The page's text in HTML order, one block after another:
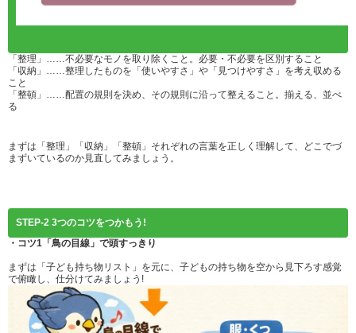
「整理」……不必要なモノを取り除くこと。必要・不必要を区別すること
「収納」……整理したものを「使いやすさ」や「見つけやすさ」を考え収める
こと
「整頓」……配置の規則を決め、その規則に沿って整えること。揃える、並べ
る
まずは「整理」「収納」「整頓」それぞれの言葉を正しく理解して、どこでづ
まずいているのか見直してみましょう。
STEP-2 3つのコツをつかもう!
・コツ1「鳥の目線」で頭すっきり
まずは「子ども持ち物リスト」を元に、子どもの持ち物を空から見下ろす感覚
で俯瞰し、仕分けてみましょう!